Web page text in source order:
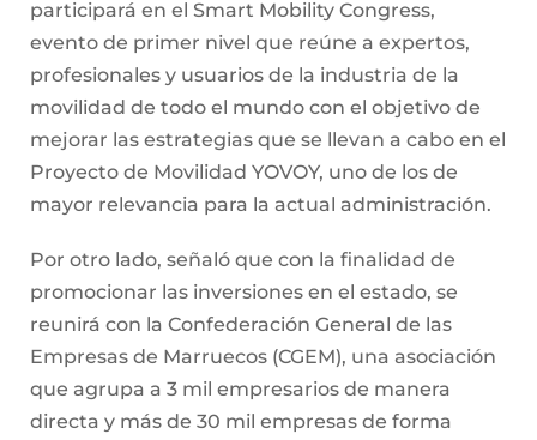
participará en el Smart Mobility Congress,
evento de primer nivel que reúne a expertos,
profesionales y usuarios de la industria de la
movilidad de todo el mundo con el objetivo de
mejorar las estrategias que se llevan a cabo en el
Proyecto de Movilidad YOVOY, uno de los de
mayor relevancia para la actual administración.
Por otro lado, señaló que con la finalidad de
promocionar las inversiones en el estado, se
reunirá con la Confederación General de las
Empresas de Marruecos (CGEM), una asociación
que agrupa a 3 mil empresarios de manera
directa y más de 30 mil empresas de forma